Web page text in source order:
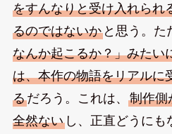
をすんなりと受け入れられ
るのではないかと思う。た
なんか起こるか？」みたい
は、本作の物語をリアルに
るだろう。これは、 制作側
全然ないし、正直どうにも